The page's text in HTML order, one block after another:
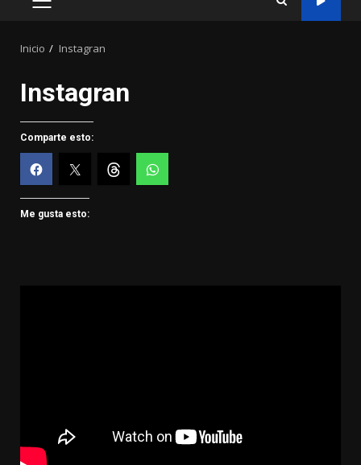
MENÚ
Inicio Instagran
Instagran
Comparte esto:
Me gusta esto: